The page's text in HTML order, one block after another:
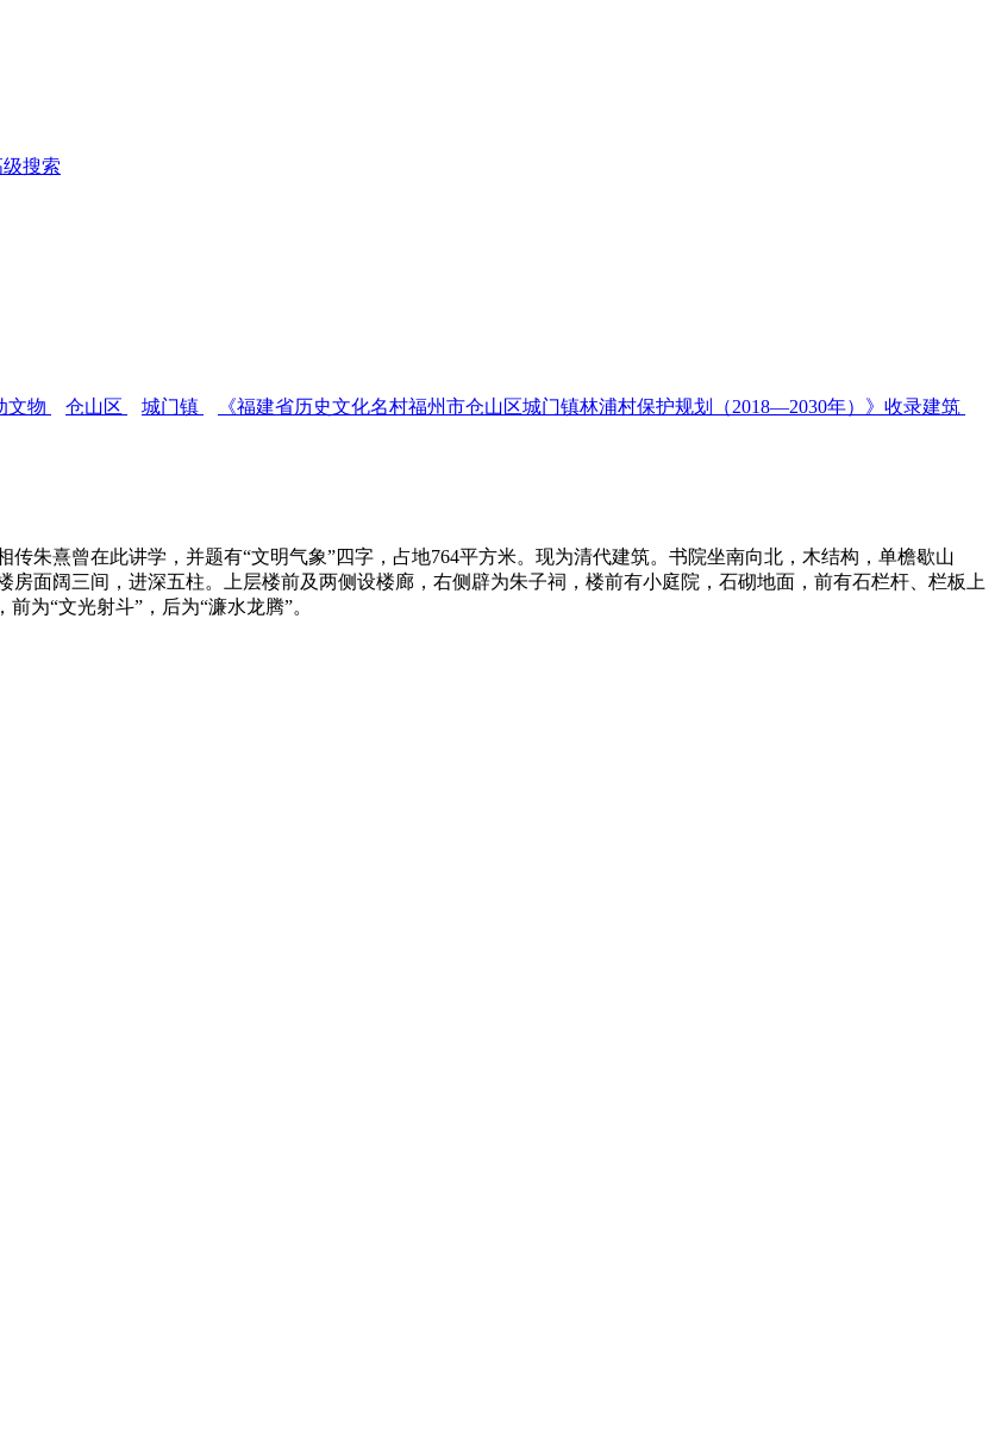
搜索
文物 仓山区 城门镇
《福建省历史文化名村福州市仓山区城门镇林浦村保护规划（2018—2030年）》收录建筑
朱熹曾在此讲学，并题有“文明气象”四字，占地764平方米。现为清代建筑。书院坐南向北，木结构，单檐歇山
面阔三间，进深五柱。上层楼前及两侧设楼廊，右侧辟为朱子祠，楼前有小庭院，石砌地面，前有石栏杆、栏板上
为“文光射斗”，后为“濂水龙腾”。